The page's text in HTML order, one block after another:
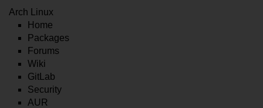
Arch Linux
Home
Packages
Forums
Wiki
GitLab
Security
AUR